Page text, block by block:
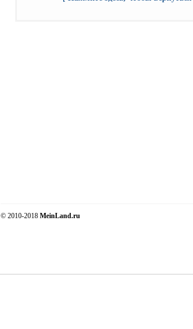
© 2010-2018 MeinLand.ru